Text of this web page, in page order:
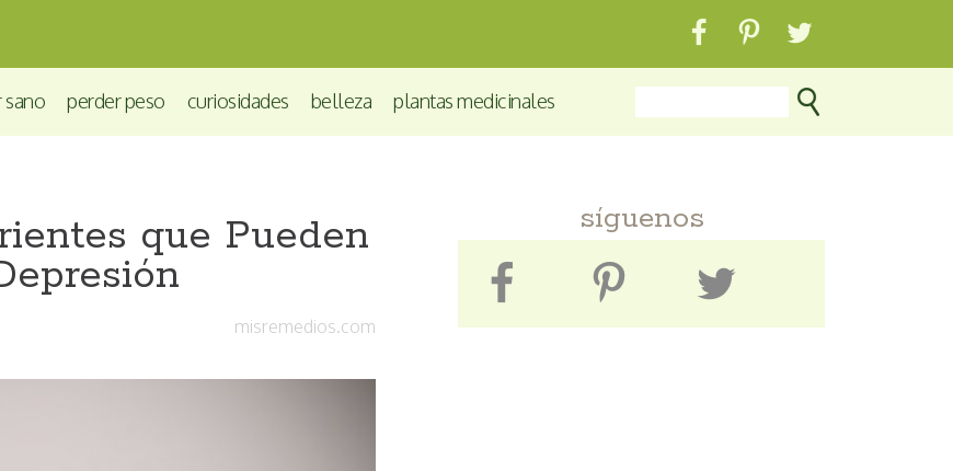
perder peso curiosidades belleza plantas medicinales
que Pueden
misremedios.com
síguenos